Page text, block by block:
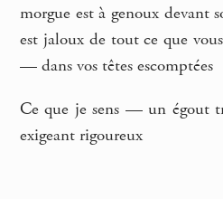
morgue est à genoux
est jaloux de tout ce que
— dans vos têtes escomptées
Ce que je sens — un égout
exigeant rigoureux